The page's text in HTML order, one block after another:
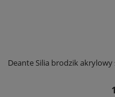
Deante Silia brodzik